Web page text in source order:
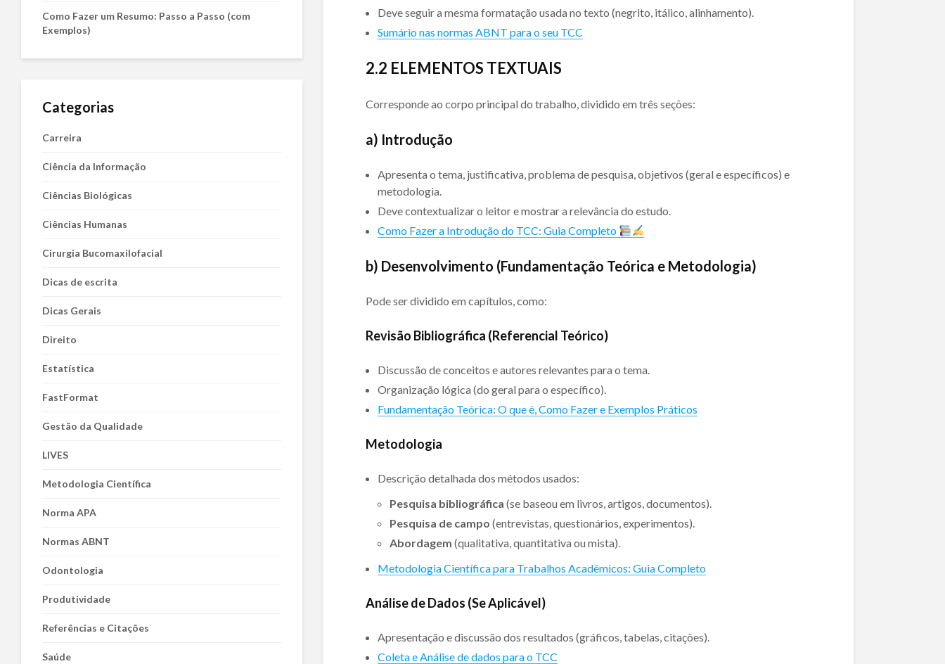
Deve seguir a mesma formatação usada no texto (negrito, itálico, alinhamento).
Sumário nas normas ABNT para o seu TCC
2.2 ELEMENTOS TEXTUAIS
Corresponde ao corpo principal do trabalho, dividido em três seções:
a) Introdução
Apresenta o tema, justificativa, problema de pesquisa, objetivos (geral e específicos) e
metodologia.
Deve contextualizar o leitor e mostrar a relevância do estudo.
Como Fazer a Introdução do TCC: Guia Completo
b) Desenvolvimento (Fundamentação Teórica e Metodologia)
Pode ser dividido em capítulos, como:
Revisão Bibliográfica (Referencial Teórico)
Discussão de conceitos e autores relevantes para o tema.
Organização lógica (do geral para o específico).
Fundamentação Teórica: O que é, Como Fazer e Exemplos Práticos
Metodologia
Descrição detalhada dos métodos usados:
Pesquisa bibliográfica (se baseou em livros, artigos, documentos).
Pesquisa de campo (entrevistas, questionários, experimentos).
Abordagem (qualitativa, quantitativa ou mista).
Metodologia Científica para Trabalhos Acadêmicos: Guia Completo
Análise de Dados (Se Aplicável)
Apresentação e discussão dos resultados (gráficos, tabelas, citações).
Coleta e Análise de dados para o TCC
Como Fazer um Resumo: Passo a Passo (com
Exemplos)
Categorias
Carreira
Ciência da Informação
Ciências Biológicas
Ciências Humanas
Cirurgia Bucomaxilofacial
Dicas de escrita
Dicas Gerais
Direito
Estatística
FastFormat
Gestão da Qualidade
LIVES
Metodologia Científica
Norma APA
Normas ABNT
Odontologia
Produtividade
Referências e Citações
Saúde